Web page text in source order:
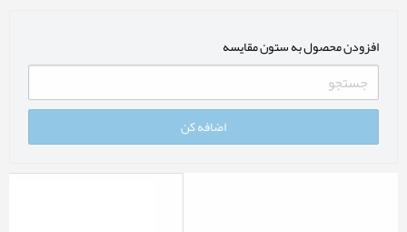
افزودن محصول به ستون مقایسه
اضافه کن